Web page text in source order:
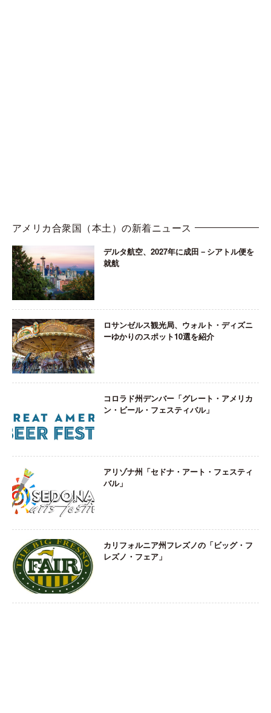
アメリカ合衆国（本土）の新着ニュース
デルタ航空、2027年に成田－シアトル便を
就航
ロサンゼルス観光局、ウォルト・ディズニ
ーゆかりのスポット10選を紹介
コロラド州デンバー「グレート・アメリカ
ン・ビール・フェスティバル」
アリゾナ州「セドナ・アート・フェスティ
バル」
カリフォルニア州フレズノの「ビッグ・フ
レズノ・フェア」